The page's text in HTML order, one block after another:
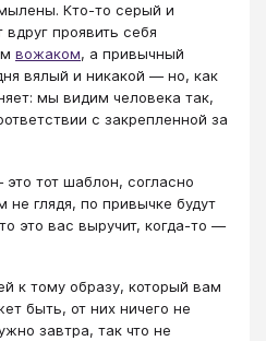
Кто-то серый и
проявить себя
вожаком, а привычный
вялый и никакой — но, как
мы видим человека так,
с закрепленной за
тот шаблон, согласно
глядя, по привычке будут
это вас выручит, когда-то —
к тому образу, который вам
быть, от них ничего не
завтра, так что не